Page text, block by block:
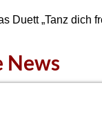
Duett „Tanz dich
News